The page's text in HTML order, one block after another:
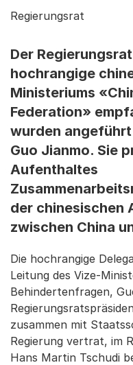
Regierungsrat
Der
hochrangige
Ministeriums
Federation»
wurden
Guo Jianmo. Sie
Aufenthaltes
der chinesischen
zwischen China
Die hochrangige
Leitung des Vize-
Behindertenfragen,
zusammen mit
Regierung vertrat, im
Hans Martin Tschudi